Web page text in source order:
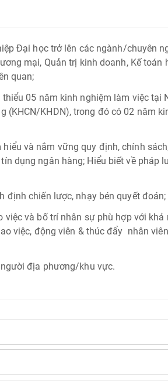
Đại học trở lên các ngành/chuyên
mại, Quản trị kinh doanh, Kế
quan;
thiểu 05 năm kinh nghiệm làm việc tại
(KHCN/KHDN), trong đó có 02 năm
hiểu và nắm vững quy định, chính
dụng ngân hàng; Hiểu biết về pháp
định chiến lược, nhạy bén quyết đoán;
việc và bố trí nhân sự phù hợp với
việc, động viên & thúc đẩy nhân
địa phương/khu vực.